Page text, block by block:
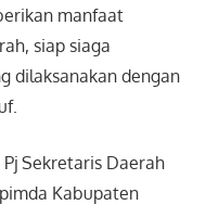
manfaat
siap siaga
dilaksanakan dengan
Sekretaris Daerah
Kabupaten